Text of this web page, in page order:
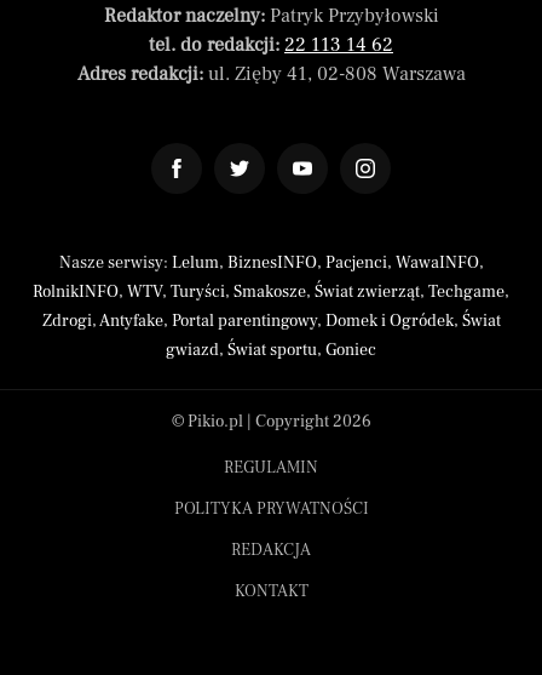
Redaktor naczelny:Patryk Przybyłowski
tel. do redakcji: 22 113 14 62
Adres redakcji:ul. Zięby 41, 02-808 Warszawa
Nasze serwisy: Lelum, BiznesINFO, Pacjenci, WawaINFO,
RolnikINFO, WTV, Turyści, Smakosze, Świat zwierząt, Techgame,
Zdrogi,Antyfake, Portal parentingowy, Domek i Ogródek, Świat
gwiazd, Świat sportu, Goniec
© Pikio.pl | Copyright 2026
REGULAMIN
POLITYKA PRYWATNOŚCI
REDAKCJA
KONTAKT